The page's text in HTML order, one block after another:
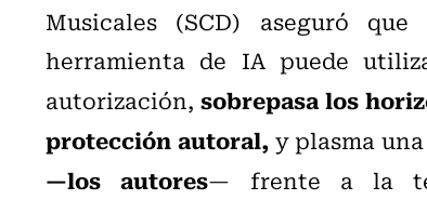
Musicales (SCD) aseguró
herramienta de IA puede
autorización, sobrepasa los
protección autoral,y plasma
—los autores— frente a la